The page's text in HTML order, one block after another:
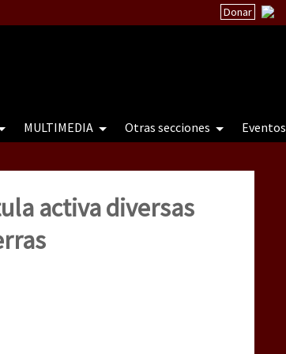
Donar
MULTIMEDIA Otras secciones Eventos
populações e a natureza e a natureza sob cerco)
e a natureza sob cerco)
activa diversas